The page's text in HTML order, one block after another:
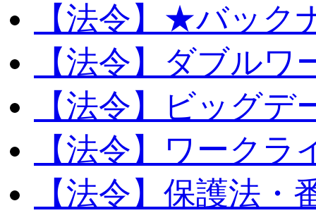
【法令】★バック
【法令】ダブルワ
【法令】ビッグデ
【法令】ワークラ
【法令】保護法・